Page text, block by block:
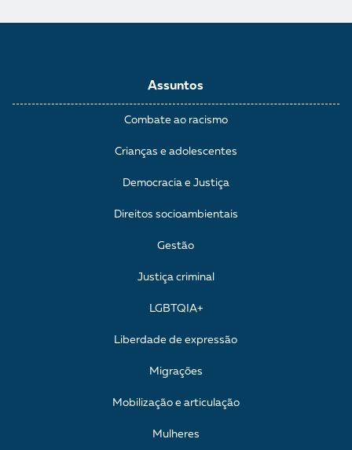
Assuntos
Combate ao racismo
Crianças e adolescentes
Democracia e Justiça
Direitos socioambientais
Gestão
Justiça criminal
LGBTQIA+
Liberdade de expressão
Migrações
Mobilização e articulação
Mulheres